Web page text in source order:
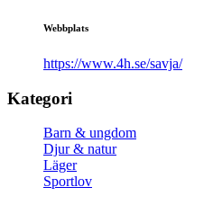
Webbplats
https://www.4h.se/savja/
Kategori
Barn & ungdom
Djur & natur
Läger
Sportlov